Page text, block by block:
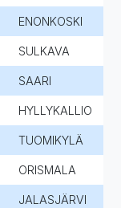
ENONKOSKI
SULKAVA
SAARI
HYLLYKALLIO
TUOMIKYLÄ
ORISMALA
JALASJÄRVI